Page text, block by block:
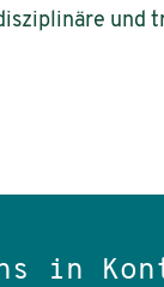
und
in